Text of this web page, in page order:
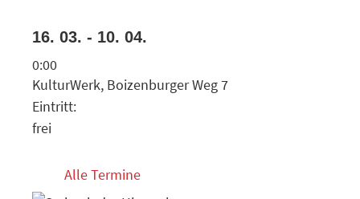
16. 03. - 10. 04.
0:00
KulturWerk, Boizenburger Weg 7
Eintritt:
frei
Alle Termine